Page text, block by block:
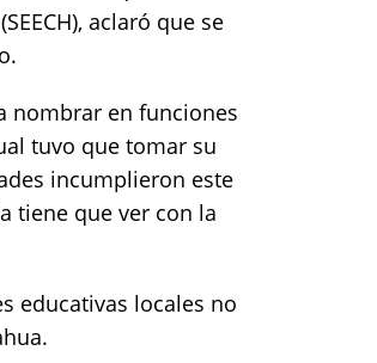
aclaró que se
nombrar en funciones
tuvo que tomar su
incumplieron este
tiene que ver con la
educativas locales no